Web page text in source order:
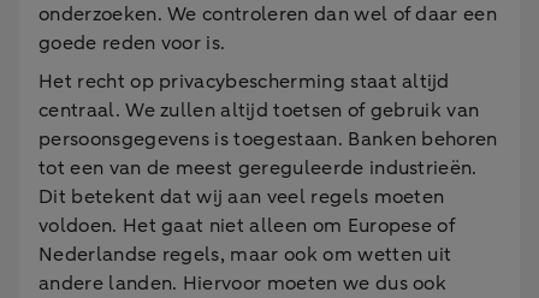
onderzoeken. We controleren dan wel of daar een
goede reden voor is.
Het recht op privacybescherming staat altijd
centraal. We zullen altijd toetsen of gebruik van
persoonsgegevens is toegestaan. Banken behoren
tot een van de meest gereguleerde industrieën.
Dit betekent dat wij aan veel regels moeten
voldoen. Het gaat niet alleen om Europese of
Nederlandse regels, maar ook om wetten uit
andere landen. Hiervoor moeten we dus ook